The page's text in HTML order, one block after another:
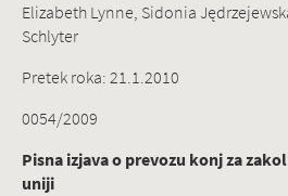
Elizabeth Lynne, Sidonia
Schlyter
Pretek roka: 21.1.2010
0054/2009
Pisna izjava o prevozu konj za
uniji